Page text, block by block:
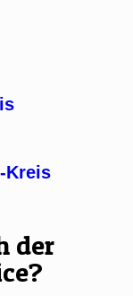
Kreis
der